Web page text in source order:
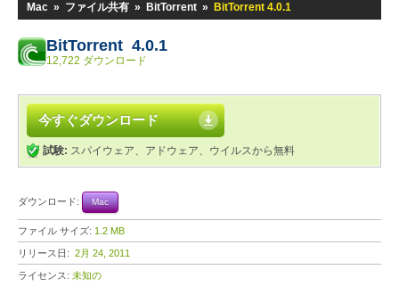
Mac » ファイル共有 » BitTorrent » BitTorrent 4.0.1
BitTorrent 4.0.1
12,722 ダウンロード
今すぐダウンロード
試験: スパイウェア、アドウェア、ウイルスから無料
ダウンロード: Mac
ファイル サイズ: 1.2 MB
リリース日: 2月 24, 2011
ライセンス: 未知の